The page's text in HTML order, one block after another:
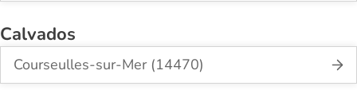
Calvados
Courseulles-sur-Mer (14470)